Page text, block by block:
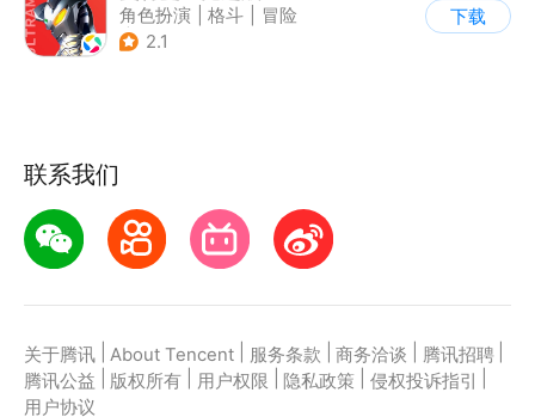
角色扮演 格斗
冒险
| 童年
2.1
下载
联系我们
关于腾讯 About Tencent 服务条款 商务洽谈 腾讯招聘
腾讯公益
版权所有 用户权限 隐私政策 侵权投诉指引
用户协议